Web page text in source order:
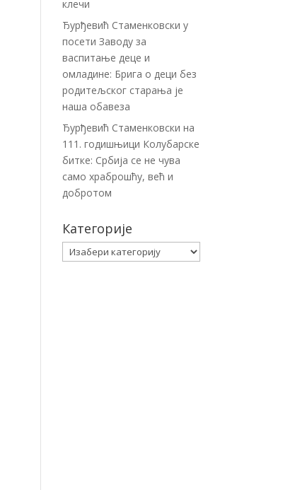
клечи
Ђурђевић Стаменковски у
посети Заводу за
васпитање деце и
омладине: Брига о деци без
родитељског старања је
наша обавеза
Ђурђевић Стаменковски на
111. годишњици Колубарске
битке: Србија се не чува
само храброшћу, већ и
добротом
Категорије
Категорије